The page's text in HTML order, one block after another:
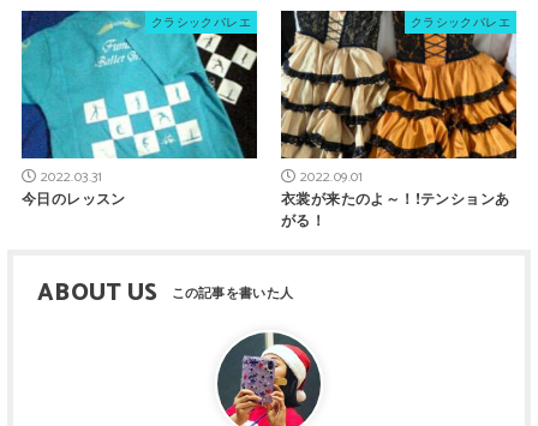
クラシックバレエ
2022.03.31
今日のレッスン
クラシックバレエ
2022.09.01
衣裳が来たのよ～！!テンションあ
がる！
ABOUT US